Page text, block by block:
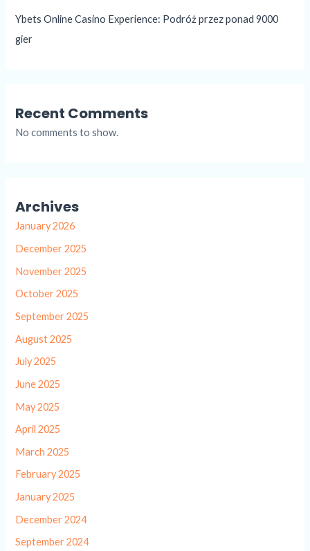
Ybets Online Casino Experience: Podróż przez ponad 9000
gier
Recent Comments
No comments to show.
Archives
January 2026
December 2025
November 2025
October 2025
September 2025
August 2025
July 2025
June 2025
May 2025
April 2025
March 2025
February 2025
January 2025
December 2024
September 2024